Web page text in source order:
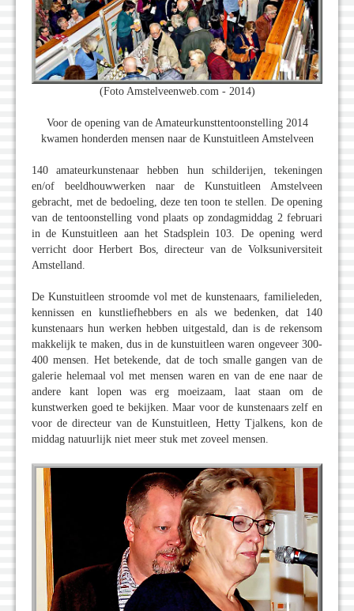
(Foto Amstelveenweb.com - 2014)
Voor de opening van de Amateurkunsttentoonstelling 2014
kwamen honderden mensen naar de Kunstuitleen Amstelveen
140 amateurkunstenaar hebben hun schilderijen, tekeningen
en/of beeldhouwwerken naar de Kunstuitleen Amstelveen
gebracht, met de bedoeling, deze ten toon te stellen. De opening
van de tentoonstelling vond plaats op zondagmiddag 2 februari
in de Kunstuitleen aan het Stadsplein 103. De opening werd
verricht door Herbert Bos, directeur van de Volksuniversiteit
Amstelland.
De Kunstuitleen stroomde vol met de kunstenaars, familieleden,
kennissen en kunstliefhebbers en als we bedenken, dat 140
kunstenaars hun werken hebben uitgestald, dan is de rekensom
makkelijk te maken, dus in de kunstuitleen waren ongeveer 300-
400 mensen. Het betekende, dat de toch smalle gangen van de
galerie helemaal vol met mensen waren en van de ene naar de
andere kant lopen was erg moeizaam, laat staan om de
kunstwerken goed te bekijken. Maar voor de kunstenaars zelf en
voor de directeur van de Kunstuitleen, Hetty Tjalkens, kon de
middag natuurlijk niet meer stuk met zoveel mensen.